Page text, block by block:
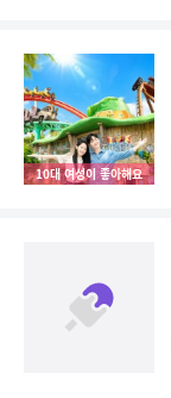
10대 여성이 좋아해요